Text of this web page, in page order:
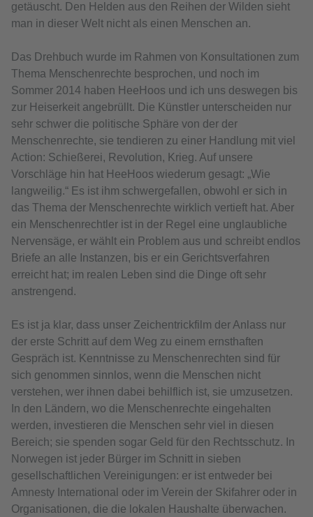
getäuscht. Den Helden aus den Reihen der Wilden sieht
man in dieser Welt nicht als einen Menschen an.
Das Drehbuch wurde im Rahmen von Konsultationen zum
Thema Menschenrechte besprochen, und noch im
Sommer 2014 haben HeeHoos und ich uns deswegen bis
zur Heiserkeit angebrüllt. Die Künstler unterscheiden nur
sehr schwer die politische Sphäre von der der
Menschenrechte, sie tendieren zu einer Handlung mit viel
Action: Schießerei, Revolution, Krieg. Auf unsere
Vorschläge hin hat HeeHoos wiederum gesagt: „Wie
langweilig.“ Es ist ihm schwergefallen, obwohl er sich in
das Thema der Menschenrechte wirklich vertieft hat. Aber
ein Menschenrechtler ist in der Regel eine unglaubliche
Nervensäge, er wählt ein Problem aus und schreibt endlos
Briefe an alle Instanzen, bis er ein Gerichtsverfahren
erreicht hat; im realen Leben sind die Dinge oft sehr
anstrengend.
Es ist ja klar, dass unser Zeichentrickfilm der Anlass nur
der erste Schritt auf dem Weg zu einem ernsthaften
Gespräch ist. Kenntnisse zu Menschenrechten sind für
sich genommen sinnlos, wenn die Menschen nicht
verstehen, wer ihnen dabei behilflich ist, sie umzusetzen.
In den Ländern, wo die Menschenrechte eingehalten
werden, investieren die Menschen sehr viel in diesen
Bereich; sie spenden sogar Geld für den Rechtsschutz. In
Norwegen ist jeder Bürger im Schnitt in sieben
gesellschaftlichen Vereinigungen: er ist entweder bei
Amnesty International oder im Verein der Skifahrer oder in
Organisationen, die die lokalen Haushalte überwachen.